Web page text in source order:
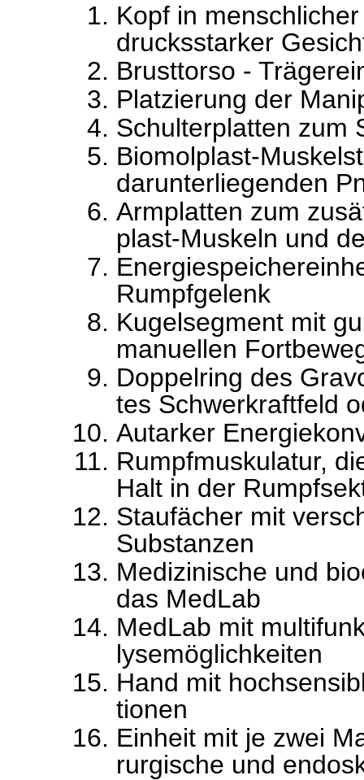
Kopf in
drucksstarker
Brusttorso -
Platzierung der
Schulterplatten zum
Biomolplast-
darunterliegenden
Armplatten zum
plast-Muskeln und
Rumpfgelenk
Kugelsegment mit
manuellen
Doppelring des
tes Schwerkraftfeld
Autarker
Rumpfmuskulatur,
Halt in der
Staufächer mit
Substanzen
Medizinische und
das MedLab
MedLab mit
lysemöglichkeiten
Hand mit
tionen
Einheit mit je zwei
rurgische und